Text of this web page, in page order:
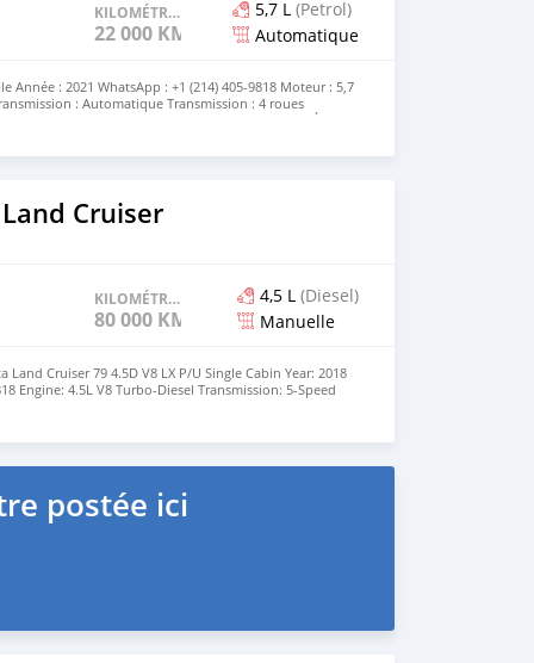
KILOMÉTRAGE
22 000 KM
5,7 L (Petrol)
Automatique
Année : 2021 WhatsApp : +1 (214) 405-9818 Moteur : 5,7
: Automatique Transmission : 4 roues
: Blanc Intérieur : Cuir beige haut de gamme État :
Cruiser
KILOMÉTRAGE
80 000 KM
4,5 L (Diesel)
Manuelle
Cruiser 79 4.5D V8 LX P/U Single Cabin Year: 2018
Engine: 4.5L V8 Turbo-Diesel Transmission: 5-Speed
Drivetrain: 4WD Exterior: Beige Interior: Upholstery
postée ici